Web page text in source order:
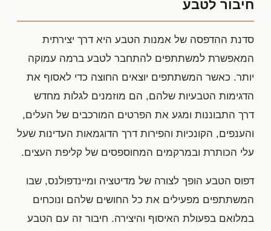
חיבור לטבע
סדנת ההדפסה של אמנות הטבע היא דרך יצירתית
המאפשרת למשתתפים להתחבר לטבע ברמה עמוקה
יותר. כאשר המשתתפים יוצאים החוצה כדי לאסוף את
הדגימות הטבעיות שלהם, הם מוזמנים לגלות מחדש
דרך התבוננות ומגע את הפרטים המורכבים של העלים,
והענפים, הקונכיות והפירות דרך הדוגמאות העדינות שעל
עלי הכותרת ובמרקמים המחוספסים של קליפת העצים.
דפוס הטבע הופך לצורה של מדיטציה ומיינדפולנס, שבו
המשתתפים מפעילים את כל החושים שלהם ונוכחים
במלואם בפעולת האיסוף והיצירה. חיבור זה עם הטבע